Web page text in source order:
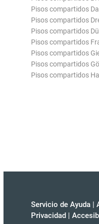
Pisos compartidos
Pisos compartidos
Pisos compartidos
Pisos compartidos
Pisos compartidos
Pisos compartidos
Pisos compartidos
Servicio de Ayuda |
Privacidad |